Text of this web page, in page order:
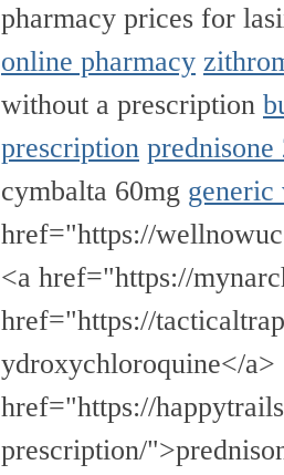
pharmacy prices for
online pharmacy
without a prescription
prescription prednisone
cymbalta 60mg generic
href="https://
<a href="https://
href="https://
ydroxychloroquine</a>
href="https://
prescription/